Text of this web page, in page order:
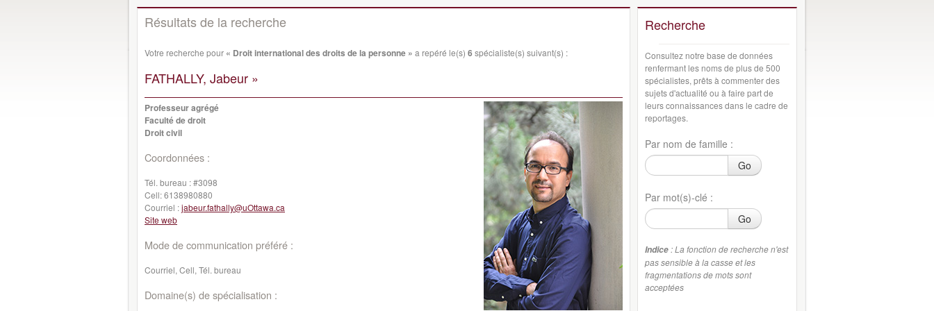
Résultats de la recherche
Votre recherche pour « Droit international des droits de la personne » a repéré le(s) 6 spécialiste(s) suivant(s) :
FATHALLY, Jabeur »
Professeur agrégé
Faculté de droit
Droit civil
Coordonnées :
Tél. bureau :#3098
Cell:6138980880
Courriel :jabeur.fathally@uOttawa.ca
Site web
Mode de communication préféré :
Courriel, Cell, Tél. bureau
Domaine(s) de spécialisation :
Recherche
Consultez notre base de données
renfermant les noms de plus de 500
spécialistes, prêts à commenter des
sujets d'actualité ou à faire part de
leurs connaissances dans le cadre de
reportages.
Par nom de famille :
Go
Par mot(s)-clé :
Go
Indice : La fonction de recherche n'est
pas sensible à la casse et les
fragmentations de mots sont
acceptées